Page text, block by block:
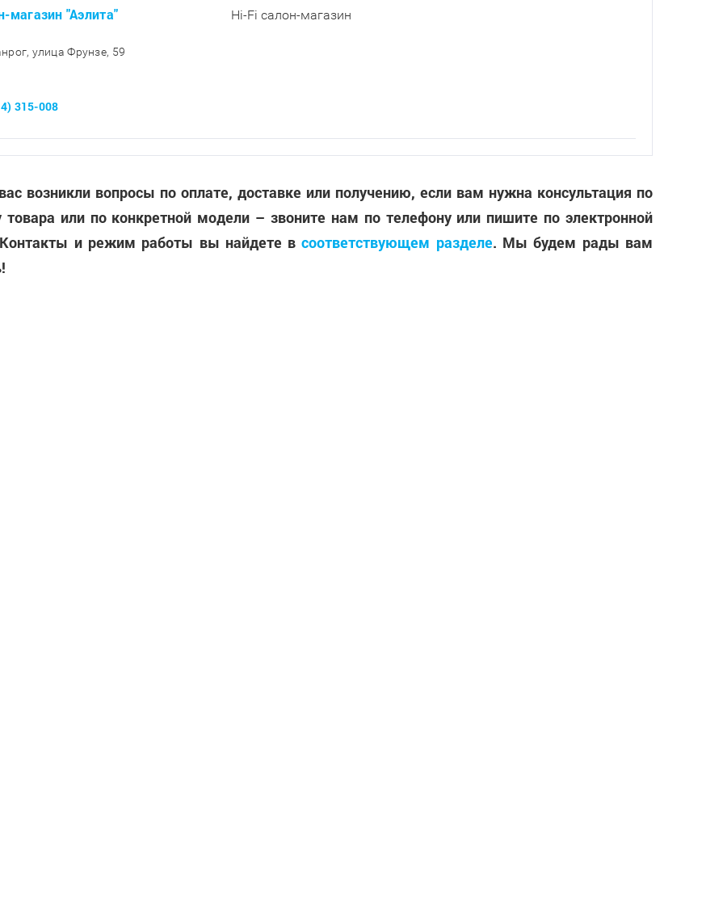
магазин "Аэлита"
улица Фрунзе, 59
315-008
Hi-Fi салон-магазин
возникли вопросы по оплате, доставке или получению, если вам нужна консультация по
товара или по конкретной модели – звоните нам по телефону или пишите по электронной
Контакты и режим работы вы найдете всоответствующем разделе. Мы будем рады вам